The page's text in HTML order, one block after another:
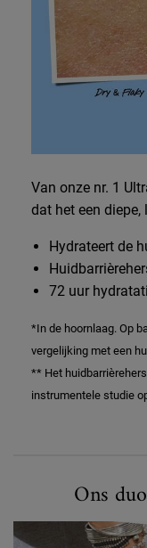
Van onze nr. 1
dat het een
Hydrateert de
72 uur
*In de hoornlaag. Op
vergelijking met een
** Het
instrumentele studie
Ons